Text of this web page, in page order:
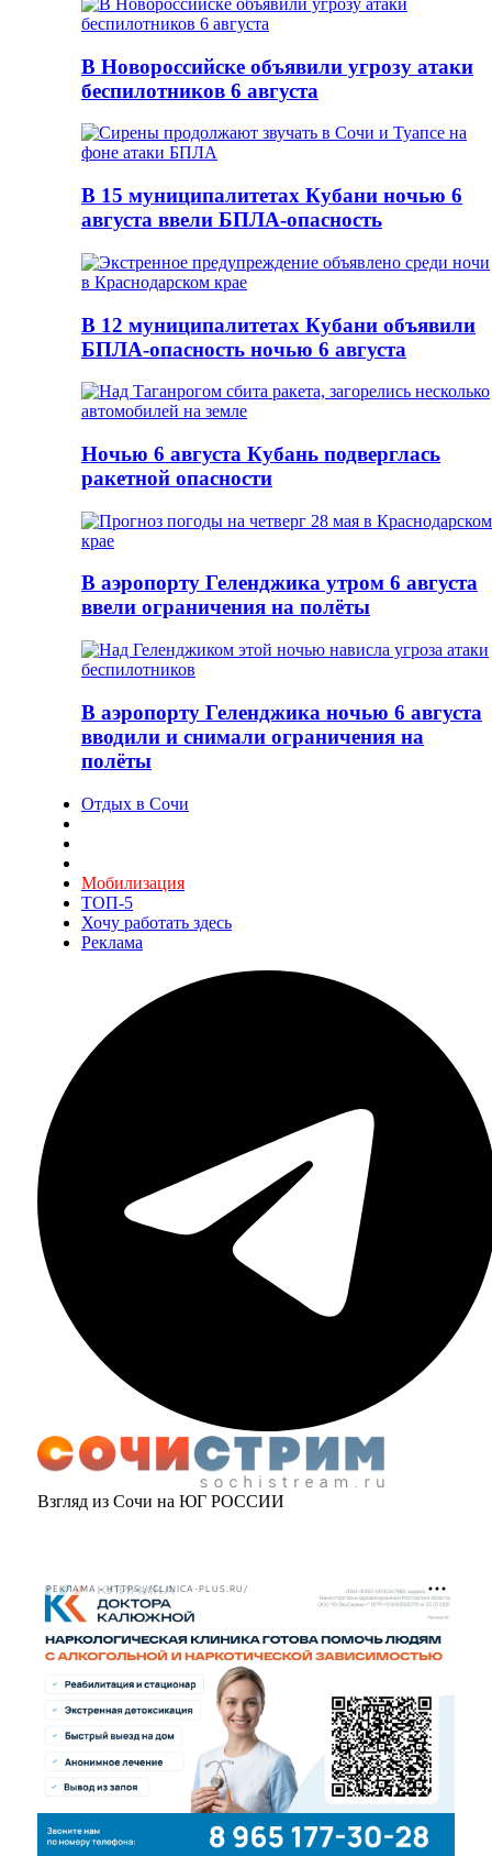
В Новороссийске объявили угрозу атаки
беспилотников 6 августа
В 15 муниципалитетах Кубани ночью 6
августа ввели БПЛА-опасность
В 12 муниципалитетах Кубани объявили
БПЛА-опасность ночью 6 августа
Ночью 6 августа Кубань подверглась
ракетной опасности
В аэропорту Геленджика утром 6 августа
ввели ограничения на полёты
В аэропорту Геленджика ночью 6 августа
вводили и снимали ограничения на
полёты
Отдых в Сочи
Мобилизация
ТОП-5
Хочу работать здесь
Реклама
Взгляд из Сочи на ЮГ РОССИИ
РЕКЛАМА • HTTPS://CLINICA-PLUS.RU/